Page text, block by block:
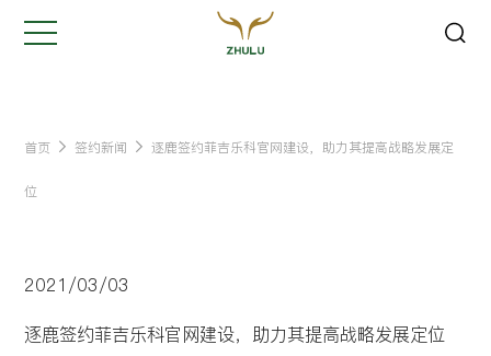
首页 签约新闻 逐鹿签约菲吉乐科官网建设，助力其提高战略发展定
位
2021/03/03
逐鹿签约菲吉乐科官网建设，助力其提高战略发展定位
是我们最重要的工作之一...
公司名称:*